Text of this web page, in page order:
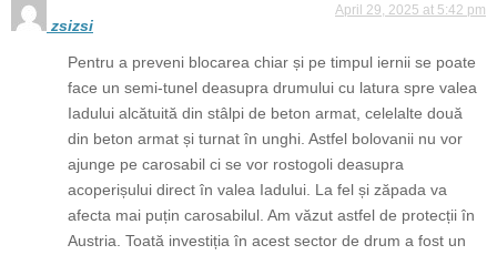
zsizsi
April 29, 2025 at 5:42 pm
Pentru a preveni blocarea chiar și pe timpul iernii se poate
face un semi-tunel deasupra drumului cu latura spre valea
Iadului alcătuită din stâlpi de beton armat, celelalte două
din beton armat și turnat în unghi. Astfel bolovanii nu vor
ajunge pe carosabil ci se vor rostogoli deasupra
acoperișului direct în valea Iadului. La fel și zăpada va
afecta mai puțin carosabilul. Am văzut astfel de protecții în
Austria. Toată investiția în acest sector de drum a fost un